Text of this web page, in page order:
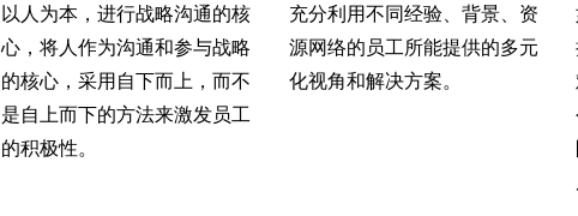
以人为本，进行战略沟通的核
心，将人作为沟通和参与战略
的核心，采用自下而上，而不
是自上而下的方法来激发员工
的积极性。
充分利用不同经验、背景、资
源网络的员工所能提供的多元
化视角和解决方案。